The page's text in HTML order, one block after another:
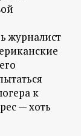
журналист
к
— хоть